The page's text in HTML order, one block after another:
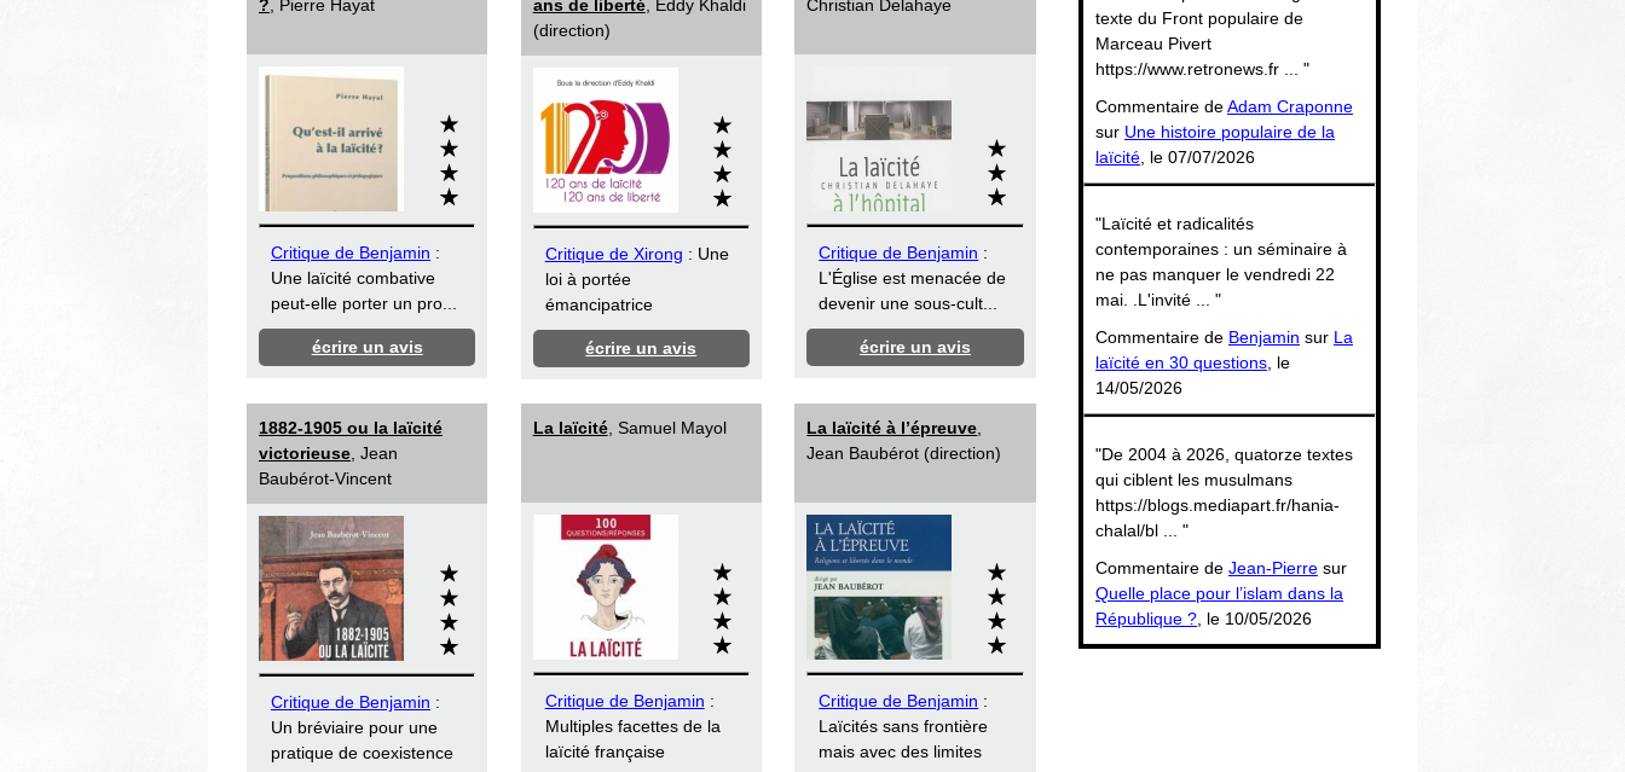
? , Pierre Hayat
Critique de Benjamin :
Une laïcité combative
peut-elle porter un pro...
écrire un avis
ans de liberté, Eddy Khaldi
(direction)
Critique de Xirong : Une
loi à portée
émancipatrice
écrire un avis
Christian Delahaye
Critique de Benjamin :
L'Église est menacée de
devenir une sous-cult...
écrire un avis
1882-1905 ou la laïcité
victorieuse , Jean
Baubérot-Vincent
Critique de Benjamin :
Un bréviaire pour une
pratique de coexistence
La laïcité, Samuel Mayol
Critique de Benjamin :
Multiples facettes de la
laïcité française
La laïcité à l’épreuve
Jean Baubérot (direction)
Critique de Benjamin :
Laïcités sans frontière
mais avec des limites
texte du Front populaire de
Marceau Pivert
https://www.retronews.fr ... "
Commentaire deAdam Craponne
sur Une histoire populaire de la
laïcité , le 07/07/2026
"Laïcité et radicalités
contemporaines : un séminaire à
ne pas manquer le vendredi 22
mai. .L'invité ... "
Commentaire de Benjamin sur La
laïcité en 30 questions , le
14/05/2026
"De 2004 à 2026, quatorze textes
qui ciblent les musulmans
https://blogs.mediapart.fr/hania-
chalal/bl ... "
Commentaire de Jean-Pierre sur
Quelle place pour l’islam dans la
République ? , le 10/05/2026